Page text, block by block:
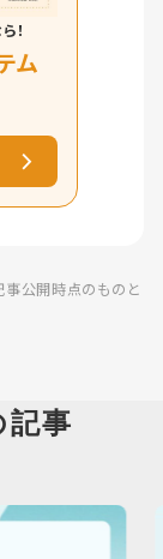
！
ム
公開時点のものと
事